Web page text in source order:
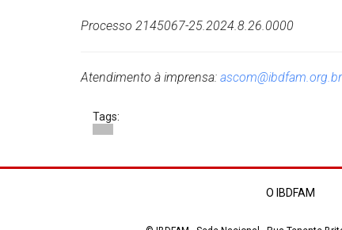
Processo 2145067-25.2024.8.26.0000
Atendimento à imprensa: ascom@ibdfam.org.br
Tags:
O IBDFAM